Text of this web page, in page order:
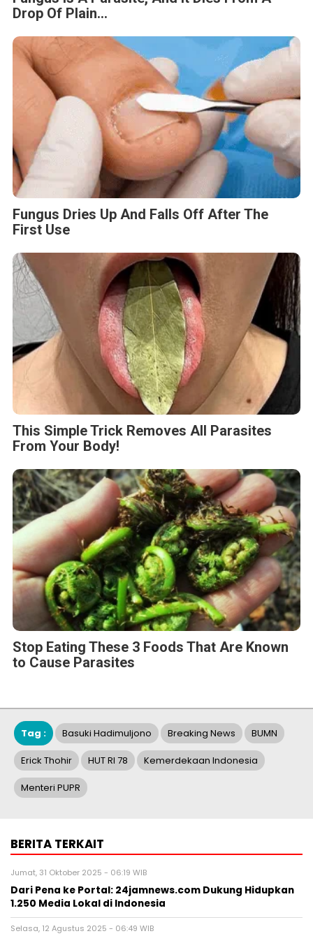
Fungus Dries Up And Falls Off After The
First Use
This Simple Trick Removes All Parasites
From Your Body!
Stop Eating These 3 Foods That Are Known
to Cause Parasites
Erick Thohir HUT RI 78
BERITA TERKAIT
Jumat, 31 Oktober 2025 - 06:19 WIB
Dari Pena ke Portal: 24jamnews.com Dukung Hidupkan
Reposisi Hallo.id Perkuat Keberadaan Sebagai Media
Senin, 19 Mei 2025 - 08:28 WIB
Sapulangit PR dan Persrilis.com Bisa Tayangkan Ribuan
Press Release, Efektif untuk Pemulihkan Nama Baik